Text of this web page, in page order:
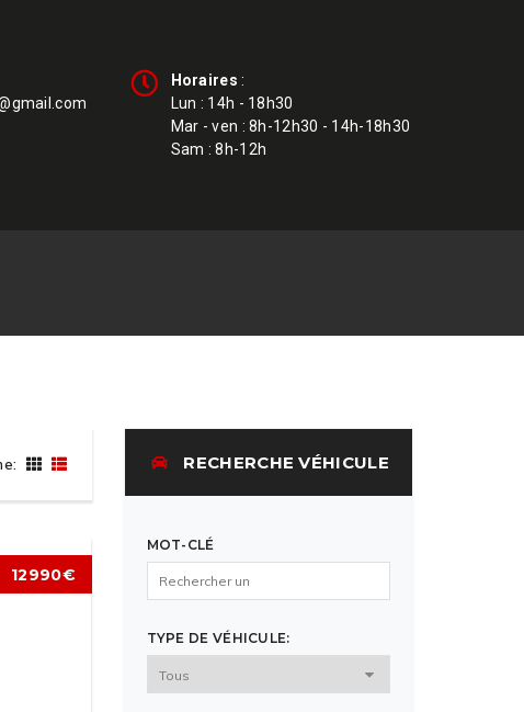
Horaires:
Lun : 14h - 18h30
Mar - ven : 8h-12h30 - 14h-18h30
Sam : 8h-12h
12990€
RECHERCHE VÉHICULE
MOT-CLÉ
TYPE DE VÉHICULE: